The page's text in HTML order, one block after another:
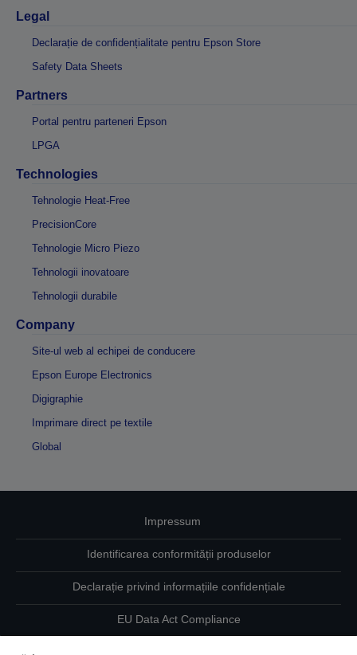
Legal
Declarație de confidențialitate pentru Epson Store
Safety Data Sheets
Partners
Portal pentru parteneri Epson
LPGA
Technologies
Tehnologie Heat-Free
PrecisionCore
Tehnologie Micro Piezo
Tehnologii inovatoare
Tehnologii durabile
Company
Site-ul web al echipei de conducere
Epson Europe Electronics
Digigraphie
Imprimare direct pe textile
Global
Impressum
Identificarea conformității produselor
Declarație privind informațiile confidențiale
EU Data Act Compliance